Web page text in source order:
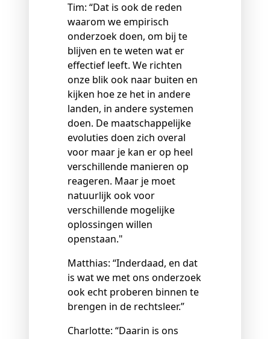
Tim: “Dat is ook de reden
waarom we empirisch
onderzoek doen, om bij te
blijven en te weten wat er
effectief leeft. We richten
onze blik ook naar buiten en
kijken hoe ze het in andere
landen, in andere systemen
doen. De maatschappelijke
evoluties doen zich overal
voor maar je kan er op heel
verschillende manieren op
reageren. Maar je moet
natuurlijk ook voor
verschillende mogelijke
oplossingen willen
openstaan."
Matthias: “Inderdaad, en dat
is wat we met ons onderzoek
ook echt proberen binnen te
brengen in de rechtsleer.”
Charlotte: “Daarin is ons